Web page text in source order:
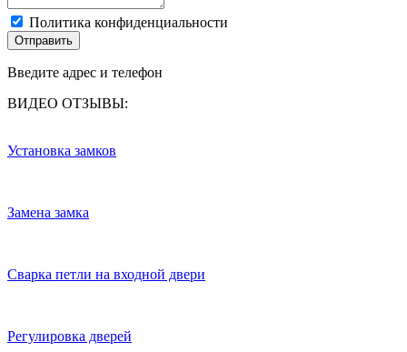
Политика конфиденциальности
Отправить
Введите адрес и телефон
ВИДЕО ОТЗЫВЫ:
Установка замков
Замена замка
Сварка петли на входной двери
Регулировка дверей